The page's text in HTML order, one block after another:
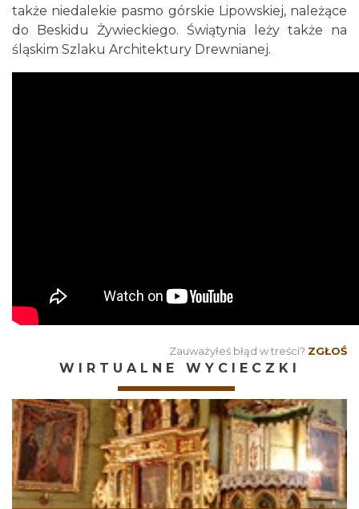
także niedalekie pasmo górskie Lipowskiej, należące
do Beskidu Żywieckiego. Świątynia leży także na
śląskim Szlaku Architektury Drewnianej.
Zauważyłeś błąd w treści? ZGŁOŚ
WIRTUALNE WYCIECZKI